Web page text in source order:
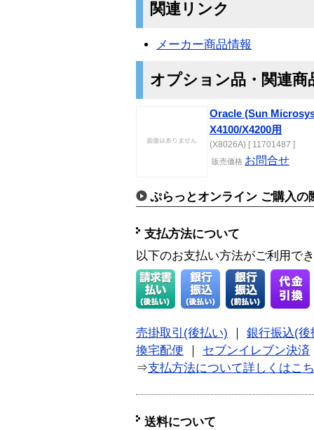
関連リンク
メーカー商品情報
オプション品・関連商
Oracle (Sun
X4100/X4200用
(X8026A) [ 11701487 ]
販売価格 お問合せ
ぷらっとオンライン ご購入の
支払方法について
以下のお支払い方法がご利用で
売掛取引(後払い)
銀行振込(後
換宅配便
セブンイレブン決済
⇒支払方法について詳しくはこ
送料について